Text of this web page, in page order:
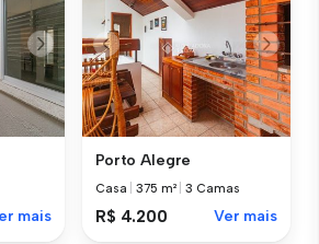
mais
Porto Alegre
Casa |375 m² |3 Camas
R$ 4.200 Ver mais